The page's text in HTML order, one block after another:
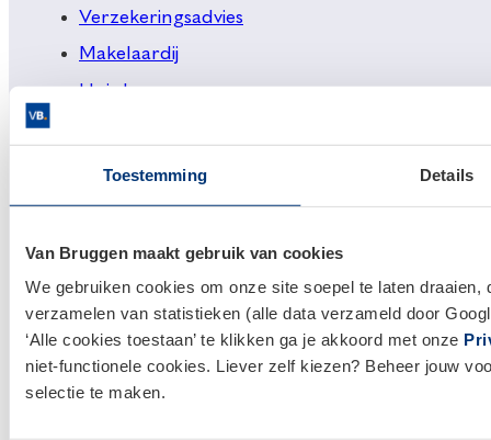
Toestemming Details
Van Bruggen maakt gebruik van cookies
We gebruiken cookies om onze site soepel te laten
verzamelen van statistieken (alle data verzameld door
‘Alle cookies toestaan’ te klikken ga je akkoord met onze
niet-functionele cookies. Liever zelf kiezen? Beheer jouw
selectie te maken.
Verzekeringsadvies
Makelaardij
Huis kopen
Klantenservice en contact
contact met ons op.
0800 1600
info@vanbruggen.nl